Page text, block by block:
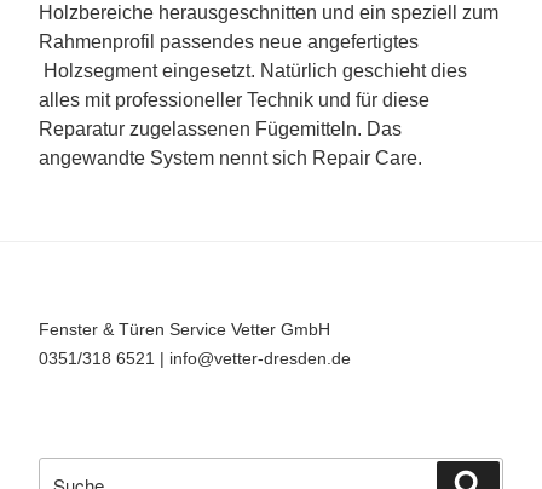
Holzbereiche herausgeschnitten und ein speziell zum
Rahmenprofil passendes neue angefertigtes
Holzsegment eingesetzt. Natürlich geschieht dies
alles mit professioneller Technik und für diese
Reparatur zugelassenen Fügemitteln. Das
angewandte System nennt sich Repair Care.
Fenster & Türen Service Vetter GmbH
0351/318 6521 | info@vetter-dresden.de